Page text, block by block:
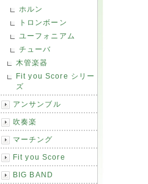
ホルン
トロンボーン
ユーフォニアム
チューバ
木管楽器
Fit you Score シリー
ズ
アンサンブル
吹奏楽
マーチング
Fit you Score
BIG BAND